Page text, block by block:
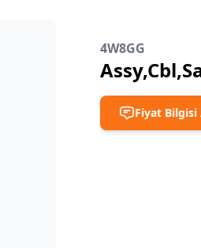
4W8GG
Fiyat